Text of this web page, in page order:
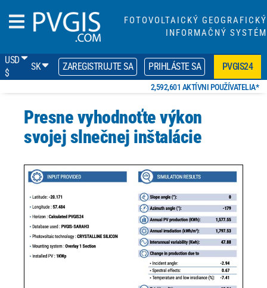
FOTOVOLTAICKÝ GEOGRAFICKÝ
INFORMAČNÝ SYSTÉM
USD
$
SK ZAREGISTRUJTE SA PRIHLÁSTE SA PVGIS24
2,592,601 AKTÍVNI POUŽÍVATELIA*
Presne vyhodnoťte výkon
svojej slnečnej inštalácie